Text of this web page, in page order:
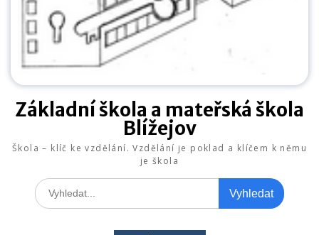
Základní škola a mateřská škola
Blížejov
Škola – klíč ke vzdělání. Vzdělání je poklad a klíčem k němu
je škola
Search
for: